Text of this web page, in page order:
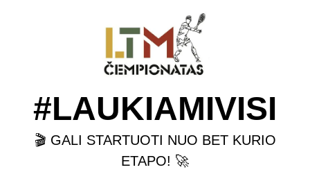
#LAUKIAMIVISI
🎬 GALI STARTUOTI NUO BET KURIO
ETAPO! 🚀